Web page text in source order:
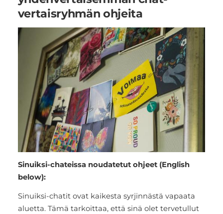
vertaisryhmän ohjeita
Sinuiksi-chateissa noudatetut ohjeet (English
below):
Sinuiksi-chatit ovat kaikesta syrjinnästä vapaata
aluetta. Tämä tarkoittaa, että sinä olet tervetullut